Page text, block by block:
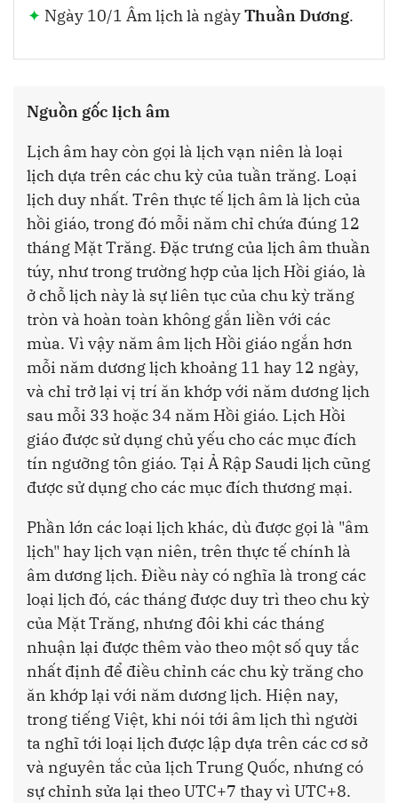
Ngày 10/1 Âm lịch là ngàyThuần Dương.
Nguồn gốc lịch âm
Lịch âm hay còn gọi là lịch vạn niên là loại
lịch dựa trên các chu kỳ của tuần trăng. Loại
lịch duy nhất. Trên thực tế lịch âm là lịch của
hồi giáo, trong đó mỗi năm chỉ chứa đúng 12
tháng Mặt Trăng. Đặc trưng của lịch âm thuần
túy, như trong trường hợp của lịch Hồi giáo, là
ở chỗ lịch này là sự liên tục của chu kỳ trăng
tròn và hoàn toàn không gắn liền với các
mùa. Vì vậy năm âm lịch Hồi giáo ngắn hơn
mỗi năm dương lịch khoảng 11 hay 12 ngày,
và chỉ trở lại vị trí ăn khớp với năm dương lịch
sau mỗi 33 hoặc 34 năm Hồi giáo. Lịch Hồi
giáo được sử dụng chủ yếu cho các mục đích
tín ngưỡng tôn giáo. Tại Ả Rập Saudi lịch cũng
được sử dụng cho các mục đích thương mại.
Phần lớn các loại lịch khác, dù được gọi là "âm
lịch" hay lịch vạn niên, trên thực tế chính là
âm dương lịch. Điều này có nghĩa là trong các
loại lịch đó, các tháng được duy trì theo chu kỳ
của Mặt Trăng, nhưng đôi khi các tháng
nhuận lại được thêm vào theo một số quy tắc
nhất định để điều chỉnh các chu kỳ trăng cho
ăn khớp lại với năm dương lịch. Hiện nay,
trong tiếng Việt, khi nói tới âm lịch thì người
ta nghĩ tới loại lịch được lập dựa trên các cơ sở
và nguyên tắc của lịch Trung Quốc, nhưng có
sự chỉnh sửa lại theo UTC+7 thay vì UTC+8.